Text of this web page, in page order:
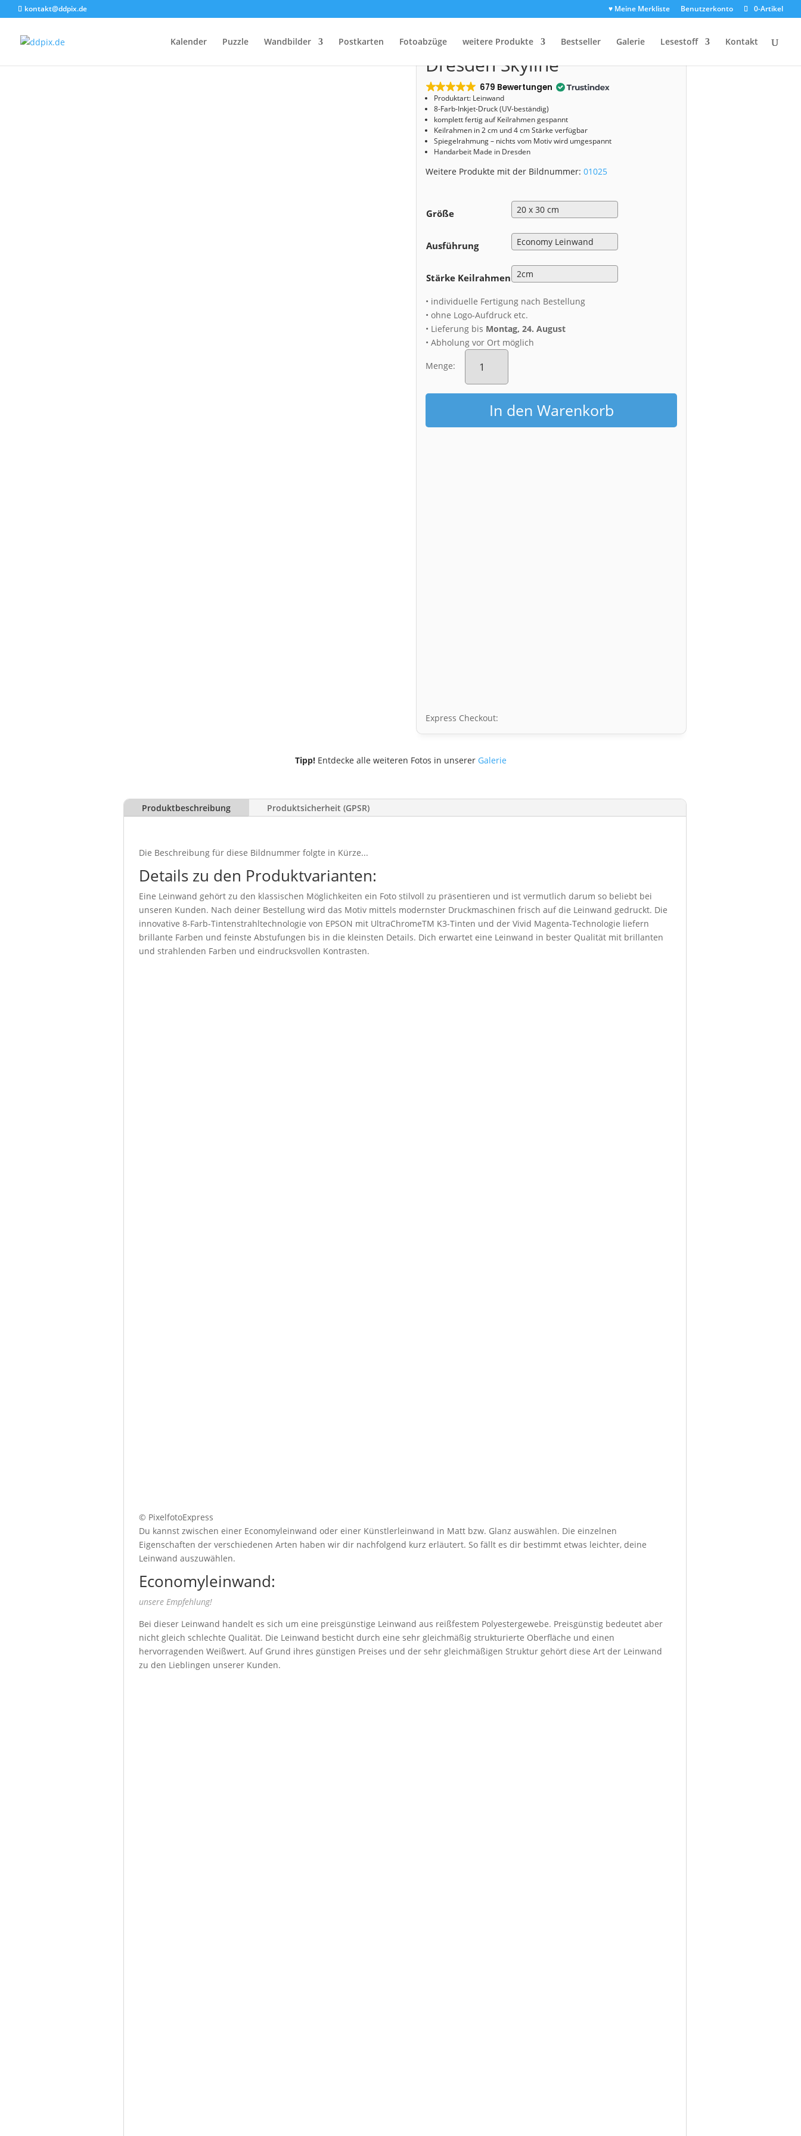
kontakt@ddpix.de ♥ Meine Merkliste Benutzerkonto 0-Artikel
Kalender Puzzle Wandbilder Postkarten Fotoabzüge weitere Produkte Bestseller Galerie Lesestoff Kontakt
Start/Shop/Leinwand/ Leinwand (01025) Dresden Skyline
Leinwand (01025)
Dresden Skyline
679 Bewertungen
Produktart: Leinwand
8-Farb-Inkjet-Druck (UV-beständig)
komplett fertig auf Keilrahmen gespannt
Keilrahmen in 2 cm und 4 cm Stärke verfügbar
Spiegelrahmung – nichts vom Motiv wird umgespannt
Handarbeit Made in Dresden
Weitere Produkte mit der Bildnummer:01025
Größe
Ausführung
Stärke Keilrahmen
• individuelle Fertigung nach Bestellung
• ohne Logo-Aufdruck etc.
• Lieferung bis Montag, 24. August
• Abholung vor Ort möglich
Menge:
Leinwand
(01025)
Skyline
Menge
In den Warenkorb
Express Checkout:
Tipp!Entdecke alle weiteren Fotos in unserer Galerie
Produktbeschreibung Produktsicherheit (GPSR)
Die Beschreibung für diese Bildnummer folgte in Kürze...
Details zu den Produktvarianten:
Eine Leinwand gehört zu den klassischen Möglichkeiten ein Foto stilvoll zu präsentieren und ist vermutlich darum so beliebt bei
unseren Kunden. Nach deiner Bestellung wird das Motiv mittels modernster Druckmaschinen frisch auf die Leinwand gedruckt. Die
innovative 8-Farb-Tintenstrahltechnologie von EPSON mit UltraChromeTM K3-Tinten und der Vivid Magenta-Technologie liefern
brillante Farben und feinste Abstufungen bis in die kleinsten Details. Dich erwartet eine Leinwand in bester Qualität mit brillanten
und strahlenden Farben und eindrucksvollen Kontrasten.
© PixelfotoExpress
Du kannst zwischen einer Economyleinwand oder einer Künstlerleinwand in Matt bzw. Glanz auswählen. Die einzelnen
Eigenschaften der verschiedenen Arten haben wir dir nachfolgend kurz erläutert. So fällt es dir bestimmt etwas leichter, deine
Leinwand auszuwählen.
Economyleinwand:
unsere Empfehlung!
Bei dieser Leinwand handelt es sich um eine preisgünstige Leinwand aus reißfestem Polyestergewebe. Preisgünstig bedeutet aber
nicht gleich schlechte Qualität. Die Leinwand besticht durch eine sehr gleichmäßig strukturierte Oberfläche und einen
hervorragenden Weißwert. Auf Grund ihres günstigen Preises und der sehr gleichmäßigen Struktur gehört diese Art der Leinwand
zu den Lieblingen unserer Kunden.